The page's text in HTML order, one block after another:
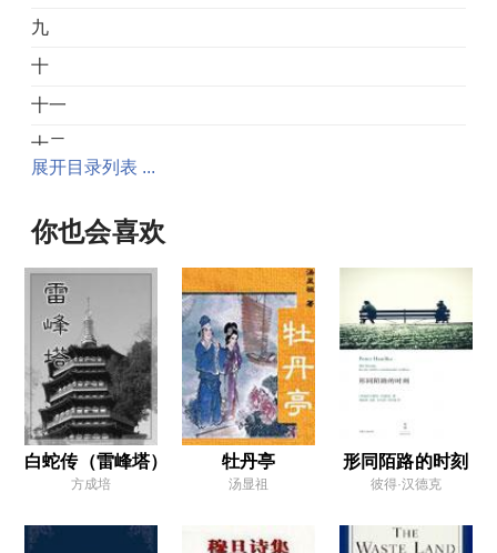
九
十
十一
十二
十三
十四
十六
展开目录列表 ...
你也会喜欢
白蛇传（雷峰塔）
方成培
牡丹亭
汤显祖
形同陌路的时刻
彼得·汉德克